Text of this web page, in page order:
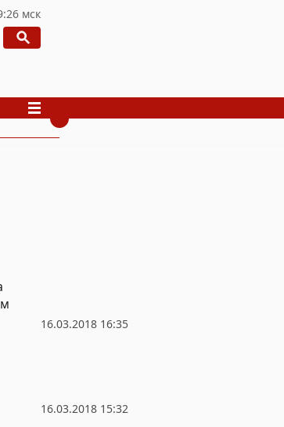
16.03.2018 16:35
16.03.2018 15:32